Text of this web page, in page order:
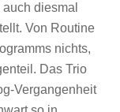
diesmal
Von Routine
nichts,
Das Trio
Vergangenheit